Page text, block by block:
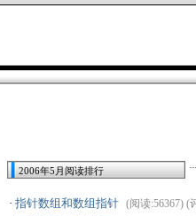
2006年5月阅读排行
· 指针数组和数组指针 (阅读:56367) (